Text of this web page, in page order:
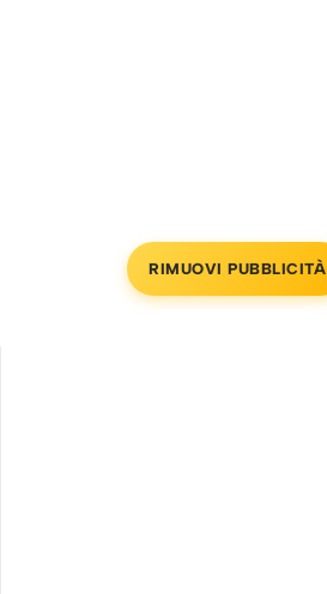
RIMUOVI PUBBLICITÀ